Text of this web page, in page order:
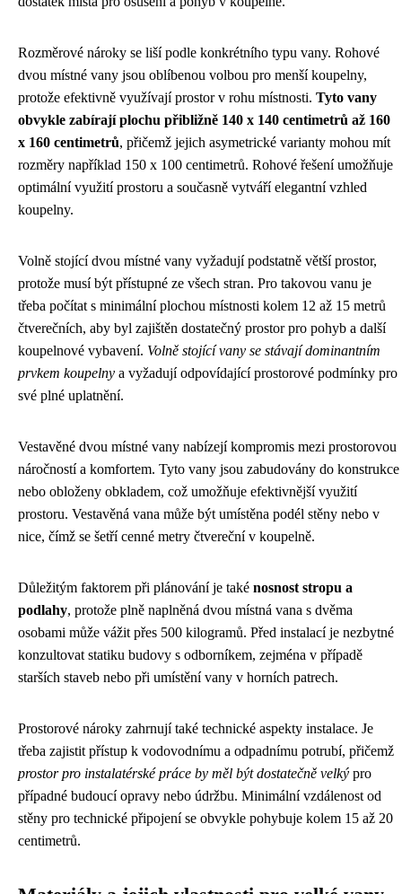
Rozměrové nároky se liší podle konkrétního typu vany. Rohové
dvou místné vany jsou oblíbenou volbou pro menší koupelny,
protože efektivně využívají prostor v rohu místnosti. Tyto vany
obvykle zabírají plochu přibližně 140 x 140 centimetrů až 160
x 160 centimetrů, přičemž jejich asymetrické varianty mohou mít
rozměry například 150 x 100 centimetrů. Rohové řešení umožňuje
optimální využití prostoru a současně vytváří elegantní vzhled
koupelny.
Volně stojící dvou místné vany vyžadují podstatně větší prostor,
protože musí být přístupné ze všech stran. Pro takovou vanu je
třeba počítat s minimální plochou místnosti kolem 12 až 15 metrů
čtverečních, aby byl zajištěn dostatečný prostor pro pohyb a další
koupelnové vybavení. Volně stojící vany se stávají dominantním
prvkem koupelny a vyžadují odpovídající prostorové podmínky pro
své plné uplatnění.
Vestavěné dvou místné vany nabízejí kompromis mezi prostorovou
náročností a komfortem. Tyto vany jsou zabudovány do konstrukce
nebo obloženy obkladem, což umožňuje efektivnější využití
prostoru. Vestavěná vana může být umístěna podél stěny nebo v
nice, čímž se šetří cenné metry čtvereční v koupelně.
Důležitým faktorem při plánování je také nosnost stropu a
podlahy, protože plně naplněná dvou místná vana s dvěma
osobami může vážit přes 500 kilogramů. Před instalací je nezbytné
konzultovat statiku budovy s odborníkem, zejména v případě
starších staveb nebo při umístění vany v horních patrech.
Prostorové nároky zahrnují také technické aspekty instalace. Je
třeba zajistit přístup k vodovodnímu a odpadnímu potrubí, přičemž
prostor pro instalatérské práce by měl být dostatečně velký pro
případné budoucí opravy nebo údržbu. Minimální vzdálenost od
stěny pro technické připojení se obvykle pohybuje kolem 15 až 20
centimetrů.